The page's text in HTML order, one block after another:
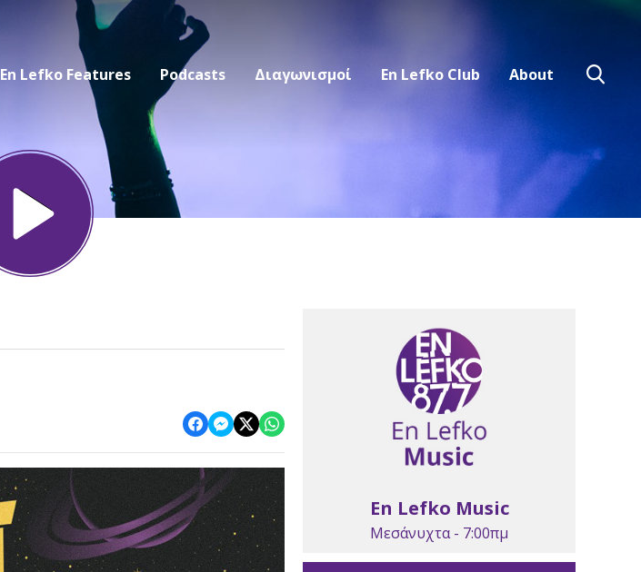
En Lefko Features Podcasts Διαγωνισμοί En Lefko Club About
En Lefko Music
Μεσάνυχτα - 7:00πμ